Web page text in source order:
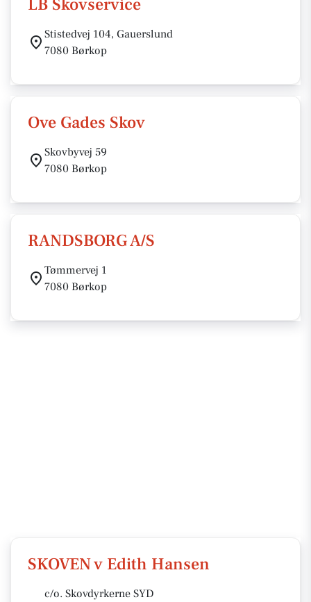
LB Skovservice
Stistedvej 104, Gauerslund
7080 Børkop
Ove Gades Skov
Skovbyvej 59
7080 Børkop
RANDSBORG A/S
Tømmervej 1
7080 Børkop
SKOVEN v Edith Hansen
c/o. Skovdyrkerne SYD